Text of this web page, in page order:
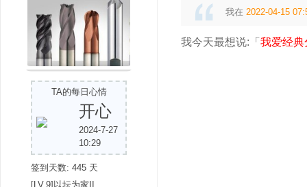
TA的每日心情
开心
2024-7-27
10:29
签到天数: 445 天
[LV.9]以坛为家II
我在 2022-04-15
我今天最想说:「 我爱经典